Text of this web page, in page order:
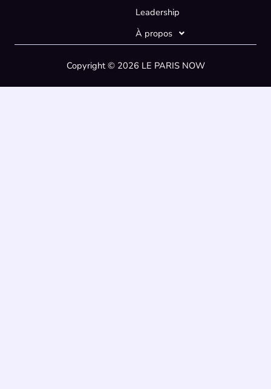
E
l
Leadership
À propos
Copyright © 2026 LE PARIS NOW